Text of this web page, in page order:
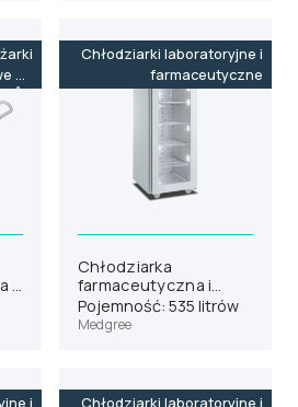
do
Chłodziarki laboratoryjne i
farmaceutyczne
Chłodziarka
farmaceutyczna i
laboratoryjna
Medgree MLRA 700 G
Pojemność: 535 litrów
Medgree
i
Chłodziarki laboratoryjne i